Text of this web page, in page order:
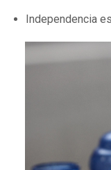
Independencia